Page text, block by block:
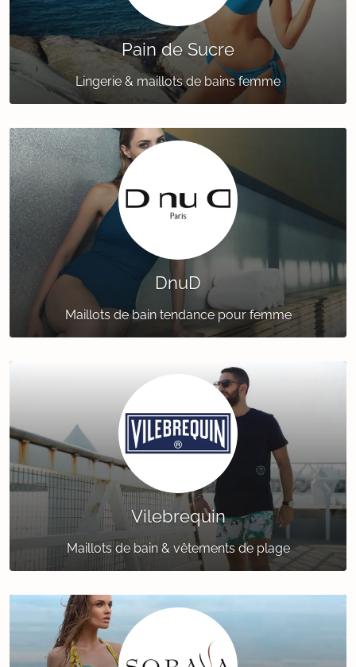
Pain de Sucre
Lingerie & maillots de bains femme
DnuD
Maillots de bain tendance pour femme
Vilebrequin
Maillots de bain & vêtements de plage